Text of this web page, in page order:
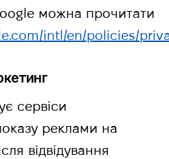
можна прочитати
intl/en/policies/
сервіси
реклами на
відвідування